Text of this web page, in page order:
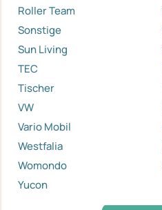
Roller Team
Sonstige
Sun Living
TEC
Tischer
VW
Vario Mobil
Westfalia
Womondo
Yucon